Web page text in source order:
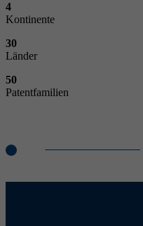
4
Kontinente
30
Länder
50
Patentfamilien